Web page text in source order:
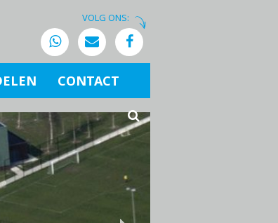
VOLG ONS:
CONTACT
